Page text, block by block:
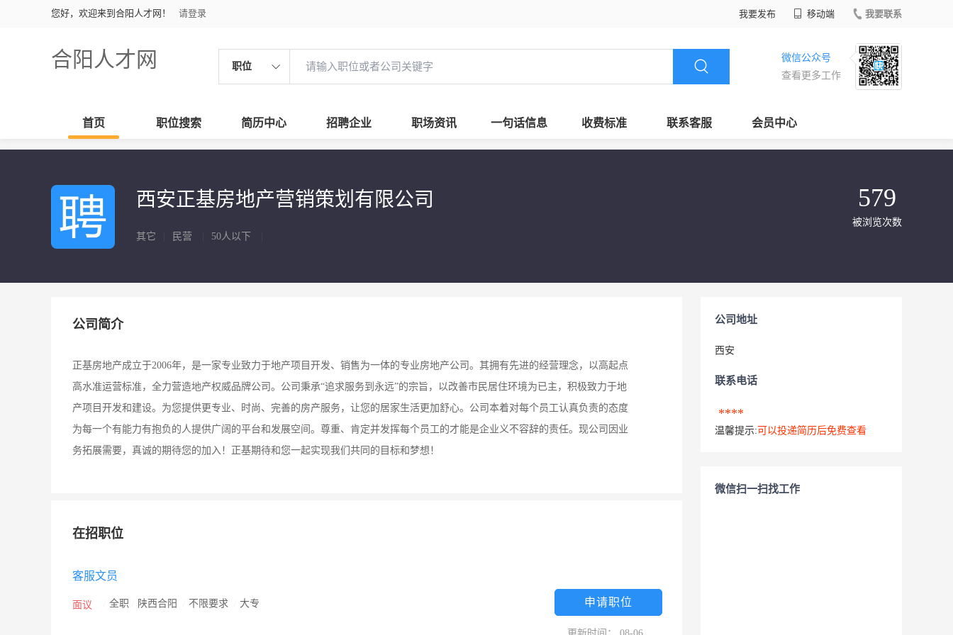
您好，欢迎来到合阳人才网！ 请登录 我要发布 移动端 我要联系
合阳人才网 职位
微信公众号
查看更多工作
首页 职位搜索 简历中心 招聘企业 职场资讯 一句话信息 收费标准 联系客服 会员中心
西安正基房地产营销策划有限公司
其它 民营 50人以下
579
被浏览次数
公司简介
正基房地产成立于2006年，是一家专业致力于地产项目开发、销售为一体的专业房地产公司。其拥有先进的经营理念，以高起点
高水准运营标准，全力营造地产权威品牌公司。公司秉承“追求服务到永远”的宗旨，以改善市民居住环境为已主，积极致力于地
产项目开发和建设。为您提供更专业、时尚、完善的房产服务，让您的居家生活更加舒心。公司本着对每个员工认真负责的态度
为每一个有能力有抱负的人提供广阔的平台和发展空间。尊重、肯定并发挥每个员工的才能是企业义不容辞的责任。现公司因业
务拓展需要，真诚的期待您的加入！正基期待和您一起实现我们共同的目标和梦想！
在招职位
客服文员
面议 全职 陕西合阳 不限要求 大专 申请职位
公司地址
西安
联系电话
****
温馨提示: 可以投递简历后免费查看
微信扫一扫找工作